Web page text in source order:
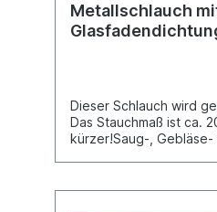
Metallschlauch
Dieser Schlauch wird
Das Stauchmaß ist ca.
kürzer!Saug-, Gebläse-
eingehaktem